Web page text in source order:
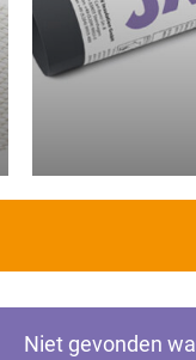
Niet gevonden